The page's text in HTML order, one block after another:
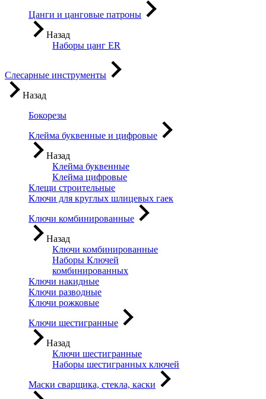
Цанги и цанговые патроны
Назад
Наборы цанг ER
Слесарные инструменты
Назад
Бокорезы
Клейма буквенные и цифровые
Назад
Клейма буквенные
Клейма цифровые
Клещи строительные
Ключи для круглых шлицевых гаек
Ключи комбинированные
Назад
Ключи комбинированные
Наборы Ключей
комбинированных
Ключи накидные
Ключи разводные
Ключи рожковые
Ключи шестигранные
Назад
Ключи шестигранные
Наборы шестигранных ключей
Маски сварщика, стекла, каски